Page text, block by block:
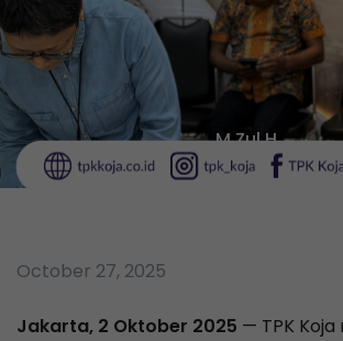
M Zul H
October 27, 2025
Jakarta, 2 Oktober 2025 — TPK